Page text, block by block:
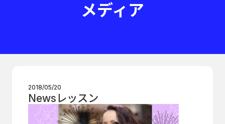
メディア
2018/05/20
Newsレッスン